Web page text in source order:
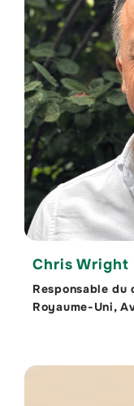
Chris Wright
Responsable du
Royaume-Uni,